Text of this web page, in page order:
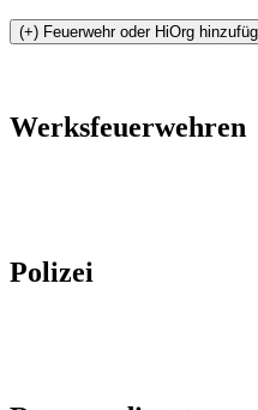
Werksfeuerwehren
Polizei